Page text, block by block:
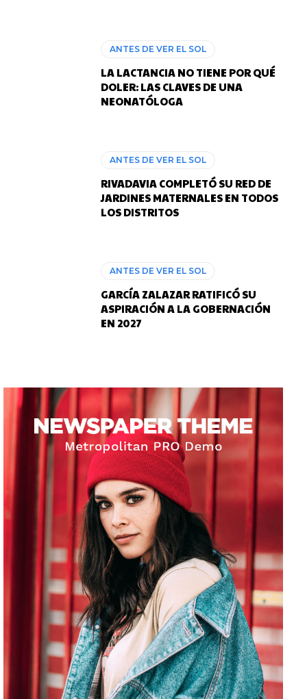
ANTES DE VER EL SOL
LA LACTANCIA NO TIENE POR QUÉ
DOLER: LAS CLAVES DE UNA
NEONATÓLOGA
ANTES DE VER EL SOL
RIVADAVIA COMPLETÓ SU RED DE
JARDINES MATERNALES EN TODOS
LOS DISTRITOS
ANTES DE VER EL SOL
GARCÍA ZALAZAR RATIFICÓ SU
ASPIRACIÓN A LA GOBERNACIÓN
EN 2027